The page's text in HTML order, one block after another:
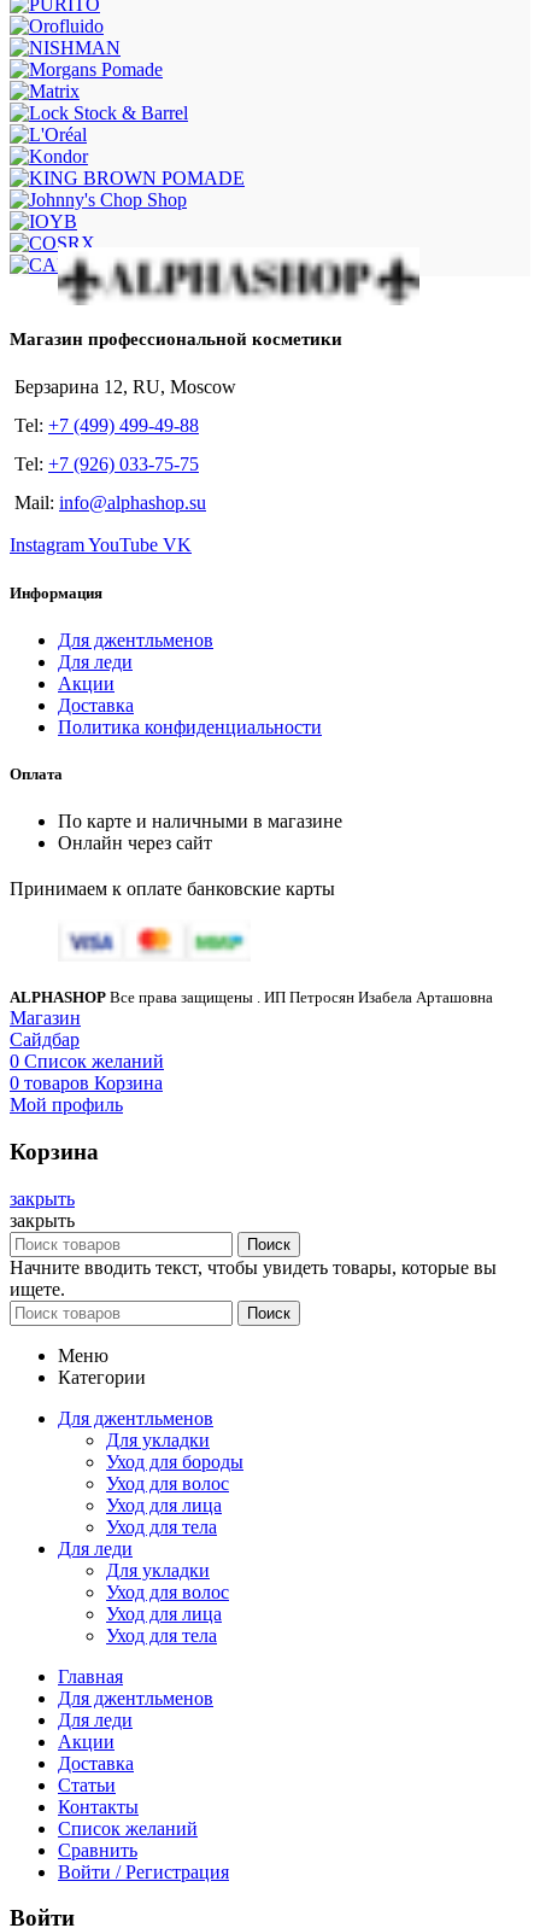
Магазин профессиональной косметики
Берзарина 12, RU, Moscow
Tel: +7 (499) 499-49-88
Tel: +7 (926) 033-75-75
Mail: info@alphashop.su
InstagramYouTube VK
Информация
Для джентльменов
Для леди
Акции
Доставка
Политика конфиденциальности
Оплата
По карте и наличными в магазине
Онлайн через сайт
Принимаем к оплате банковские карты
ALPHASHOP Все права защищены . ИП Петросян Изабела Арташовна
Магазин
Сайдбар
0 Список желаний
0 товаров Корзина
Мой профиль
Корзина
закрыть
закрыть
Поиск
Начните вводить текст, чтобы увидеть товары, которые вы
ищете.
Поиск
Меню
Категории
Для джентльменов
Для укладки
Уход для бороды
Уход для волос
Уход для лица
Уход для тела
Для леди
Для укладки
Уход для волос
Уход для лица
Уход для тела
Главная
Для джентльменов
Для леди
Акции
Доставка
Статьи
Контакты
Список желаний
Сравнить
Войти / Регистрация
Войти